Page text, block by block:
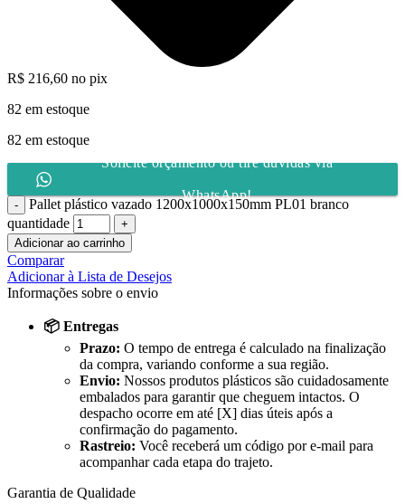
R$ 216,60 no pix
82 em estoque
82 em estoque
Solicite orçamento ou tire dúvidas via
WhatsApp!
Pallet plástico vazado 1200x1000x150mm PL01 branco
quantidade
Adicionar ao carrinho
Comparar
Adicionar à Lista de Desejos
Informações sobre o envio
📦 Entregas
Prazo: O tempo de entrega é calculado na finalização
da compra, variando conforme a sua região.
Envio: Nossos produtos plásticos são cuidadosamente
embalados para garantir que cheguem intactos. O
despacho ocorre em até [X] dias úteis após a
confirmação do pagamento.
Rastreio: Você receberá um código por e-mail para
acompanhar cada etapa do trajeto.
Garantia de Qualidade